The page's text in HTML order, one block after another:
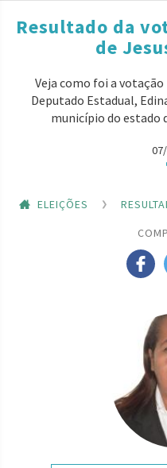
Resultado da
de
Veja como foi a
Deputado Estadual,
município do estado
ELEIÇÕES